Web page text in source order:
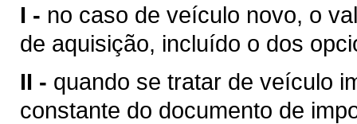
I - no caso de veículo novo, o
de aquisição, incluído o dos
II - quando se tratar de veículo
constante do documento de